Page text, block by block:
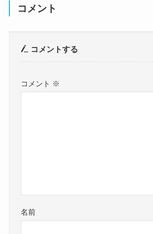
コメント
コメントする
コメント ※
名前